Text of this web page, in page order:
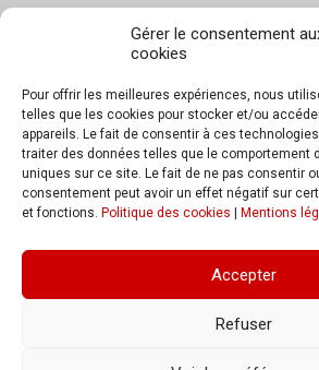
Gérer le consentement
cookies
Pour offrir les meilleures expériences, nous
telles que les cookies pour stocker et/ou
appareils. Le fait de consentir à ces
traiter des données telles que le comportement
uniques sur ce site. Le fait de ne pas consentir
consentement peut avoir un effet négatif sur
et fonctions. Politique des cookies Mentions
Accepter
Refuser
Trac confédéral sur les situations de travail
Séance plénière du CESER du 23 juin 2026
Tract UD 25 — Une nouvelle attaque contre
maladie
TEXT WIDGET
These widgets are displayed because you
your own yet. You can do so at Appearance >